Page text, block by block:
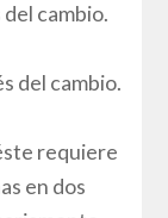
cambio.
del cambio.
requiere
en dos